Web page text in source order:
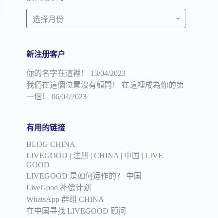
顾
问
按
日
导
新注册客户
你的名字在這裡！
13/04/2023
我們在這個位置沒有顧問！ 在這裡成為你的第
一個！
06/04/2023
有用的链接
BLOG CHINA
LIVEGOOD | 注册 | CHINA | 中国 | LIVE
GOOD
LIVEGOOD 是如何运作的？ 中国
LiveGood 补偿计划
WhatsApp 群组 CHINA
在中国寻找 LIVEGOOD 顾问